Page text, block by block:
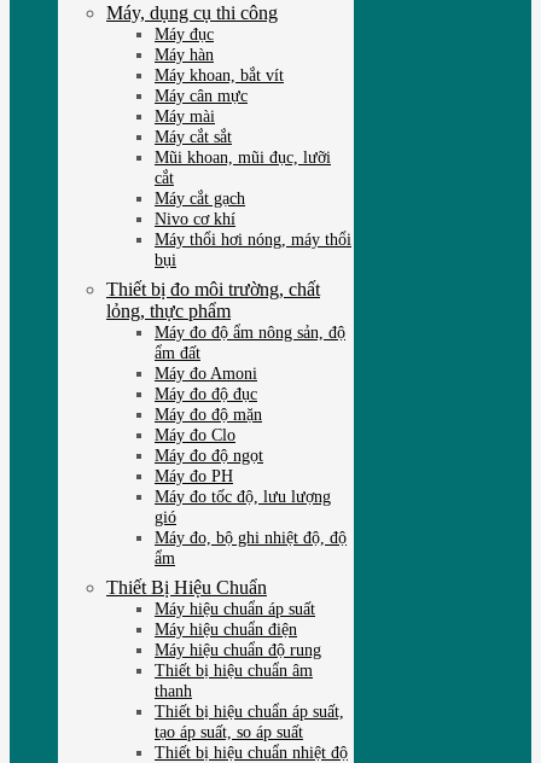
Máy, dụng cụ thi công
Máy đục
Máy hàn
Máy khoan, bắt vít
Máy cân mực
Máy mài
Máy cắt sắt
Mũi khoan, mũi đục, lưỡi
cắt
Máy cắt gạch
Nivo cơ khí
Máy thổi hơi nóng, máy thổi
bụi
Thiết bị đo môi trường, chất
lỏng, thực phẩm
Máy đo độ ẩm nông sản, độ
ẩm đất
Máy đo Amoni
Máy đo độ đục
Máy đo độ mặn
Máy đo Clo
Máy đo độ ngọt
Máy đo PH
Máy đo tốc độ, lưu lượng
gió
Máy đo, bộ ghi nhiệt độ, độ
ẩm
Thiết Bị Hiệu Chuẩn
Máy hiệu chuẩn áp suất
Máy hiệu chuẩn điện
Máy hiệu chuẩn độ rung
Thiết bị hiệu chuẩn âm
thanh
Thiết bị hiệu chuẩn áp suất,
tạo áp suất, so áp suất
Thiết bị hiệu chuẩn nhiệt độ